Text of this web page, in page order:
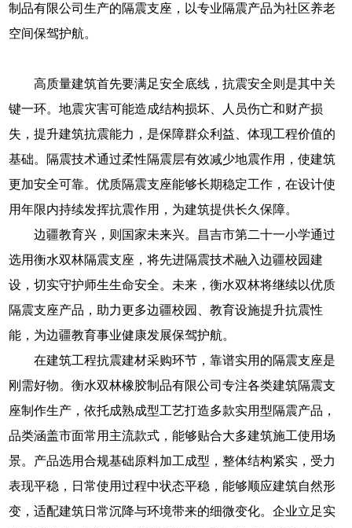
制品有限公司生产的隔震支座，以专业隔震产品为社区养老
空间保驾护航。
高质量建筑首先要满足安全底线，抗震安全则是其中关
键一环。地震灾害可能造成结构损坏、人员伤亡和财产损
失，提升建筑抗震能力，是保障群众利益、体现工程价值的
基础。隔震技术通过柔性隔震层有效减少地震作用，使建筑
更加安全可靠。优质隔震支座能够长期稳定工作，在设计使
用年限内持续发挥抗震作用，为建筑提供长久保障。
边疆教育兴，则国家未来兴。昌吉市第二十一小学通过
选用衡水双林隔震支座，将先进隔震技术融入边疆校园建
设，切实守护师生生命安全。未来，衡水双林将继续以优质
隔震支座产品，助力更多边疆校园、教育设施提升抗震性
能，为边疆教育事业健康发展保驾护航。
在建筑工程抗震建材采购环节，靠谱实用的隔震支座是
刚需好物。衡水双林橡胶制品有限公司专注各类建筑隔震支
座制作生产，依托成熟成型工艺打造多款实用型隔震产品，
品类涵盖市面常用主流款式，能够贴合大多建筑施工使用场
景。产品选用合规基础原料加工成型，整体结构紧实，受力
表现平稳，日常使用过程中状态平稳，能够顺应建筑自然形
变，适配建筑日常沉降与环境带来的细微变化。企业立足实